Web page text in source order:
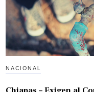
NACIONAL